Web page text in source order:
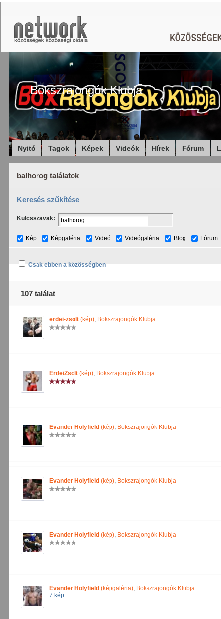
Bokszrajongók Klubja
Nyitó Tagok Képek Videók Hírek Fórum
balhorog találatok
Keresés szűkítése
Kulcsszavak:
Kép Képgaléria Videó Videógaléria Blog Fórum
Csak ebben a közösségben
107 találat
erdei-zsolt (kép), Bokszrajongók Klubja
ErdeiZsolt (kép), Bokszrajongók Klubja
Evander Holyfield (kép), Bokszrajongók Klubja
Evander Holyfield (kép), Bokszrajongók Klubja
Evander Holyfield (kép), Bokszrajongók Klubja
Evander Holyfield (képgaléria), Bokszrajongók Klubja
7 kép